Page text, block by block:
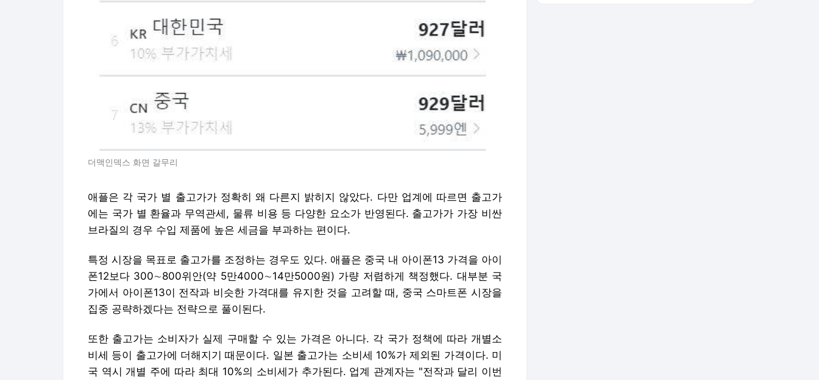
더맥인덱스 화면 갈무리
애플은 각 국가 별 출고가가 정확히 왜 다른지 밝히지 않았다. 다만 업계에 따르면 출고가
에는 국가 별 환율과 무역관세, 물류 비용 등 다양한 요소가 반영된다. 출고가가 가장 비싼
브라질의 경우 수입 제품에 높은 세금을 부과하는 편이다.
특정 시장을 목표로 출고가를 조정하는 경우도 있다. 애플은 중국 내 아이폰13 가격을 아이
폰12보다 300∼800위안(약 5만4000∼14만5000원) 가량 저렴하게 책정했다. 대부분 국
가에서 아이폰13이 전작과 비슷한 가격대를 유지한 것을 고려할 때, 중국 스마트폰 시장을
집중 공략하겠다는 전략으로 풀이된다.
또한 출고가는 소비자가 실제 구매할 수 있는 가격은 아니다. 각 국가 정책에 따라 개별소
비세 등이 출고가에 더해지기 때문이다. 일본 출고가는 소비세 10%가 제외된 가격이다. 미
국 역시 개별 주에 따라 최대 10%의 소비세가 추가된다. 업계 관계자는 "전작과 달리 이번